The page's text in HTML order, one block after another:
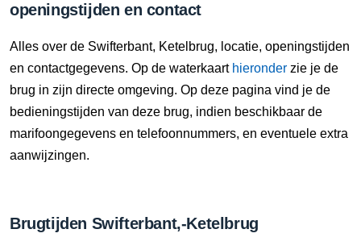
openingstijden en contact
Alles over de Swifterbant, Ketelbrug, locatie, openingstijden
en contactgegevens. Op de waterkaart hieronder zie je de
brug in zijn directe omgeving. Op deze pagina vind je de
bedieningstijden van deze brug, indien beschikbaar de
marifoongegevens en telefoonnummers, en eventuele extra
aanwijzingen.
Brugtijden Swifterbant,-Ketelbrug